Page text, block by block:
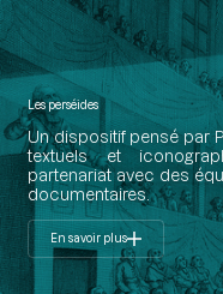
Les perséides
Un dispositif pensé par
textuels et
partenariat avec des
documentaires.
En savoir plus